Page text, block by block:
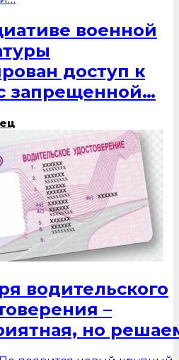
военной
доступ к
запрещенной…
водительского
–
но